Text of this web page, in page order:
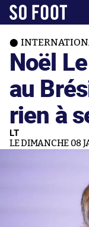
Noël
au
rien à
LT
LE DIMANCHE 08